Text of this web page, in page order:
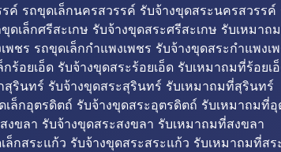
รถขุดเล็กนครสวรรค์ รับจ้างขุดสระนครสวรร
เล็กศรีสะเกษ รับจ้างขุดสระศรีสะเกษ รับเหมาถ
ชร รถขุดเล็กกำแพงเพชร รับจ้างขุดสระกำแพง
ร้อยเอ็ด รับจ้างขุดสระร้อยเอ็ด รับเหมาถมที่ร้อยเ
รินทร์ รับจ้างขุดสระสุรินทร์ รับเหมาถมที่สุรินทร์
ล็กอุตรดิตถ์ รับจ้างขุดสระอุตรดิตถ์ รับเหมาถมที่
งขลา รับจ้างขุดสระสงขลา รับเหมาถมที่สงขลา
กสระแก้ว รับจ้างขุดสระสระแก้ว รับเหมาถมที่สร